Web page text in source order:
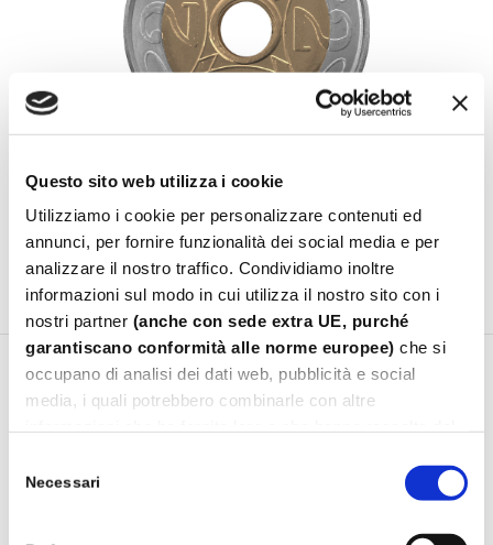
Questo sito web utilizza i cookie
Utilizziamo i cookie per personalizzare contenuti ed
annunci, per fornire funzionalità dei social media e per
analizzare il nostro traffico. Condividiamo inoltre
informazioni sul modo in cui utilizza il nostro sito con i
nostri partner (anche con sede extra UE, purché
garantiscano conformità alle norme europee) che si
occupano di analisi dei dati web, pubblicità e social
media, i quali potrebbero combinarle con altre
LeggiCookie Policy.
delNecessari
Gettoni Bimetallici con Foro